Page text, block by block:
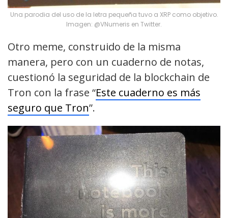
Una parodia del uso de la letra pequeña tuvo a XRP como objetivo.
Imagen: @VNumeris en Twitter.
Otro meme, construido de la misma
manera, pero con un cuaderno de notas,
cuestionó la seguridad de la blockchain de
Tron con la frase “Este cuaderno es más
seguro que Tron”.